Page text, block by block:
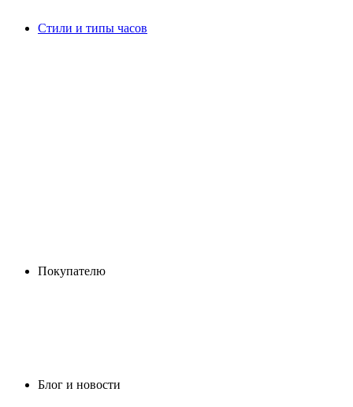
Стили и типы часов
Покупателю
Блог и новости